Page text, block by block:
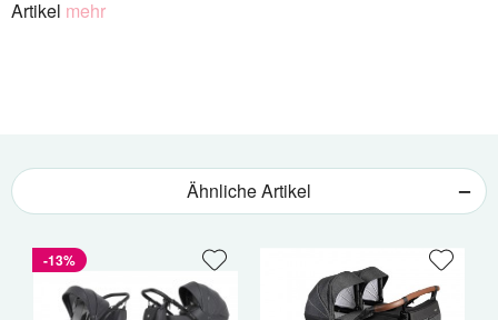
Artikel mehr
Ähnliche Artikel
-13%